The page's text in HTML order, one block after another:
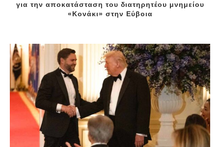
για την αποκατάσταση του διατηρητέου μνημείου
«Κονάκι» στην Εύβοια